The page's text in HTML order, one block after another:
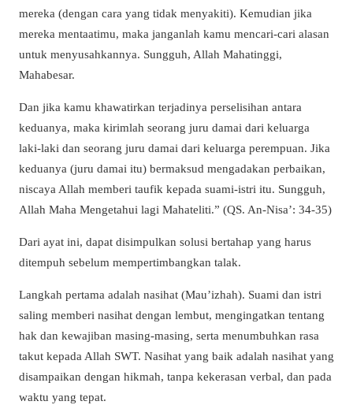
mereka (dengan cara yang tidak menyakiti). Kemudian jika
mereka mentaatimu, maka janganlah kamu mencari-cari alasan
untuk menyusahkannya. Sungguh, Allah Mahatinggi,
Mahabesar.
Dan jika kamu khawatirkan terjadinya perselisihan antara
keduanya, maka kirimlah seorang juru damai dari keluarga
laki-laki dan seorang juru damai dari keluarga perempuan. Jika
keduanya (juru damai itu) bermaksud mengadakan perbaikan,
niscaya Allah memberi taufik kepada suami-istri itu. Sungguh,
Allah Maha Mengetahui lagi Mahateliti.” (QS. An-Nisa’: 34-35)
Dari ayat ini, dapat disimpulkan solusi bertahap yang harus
ditempuh sebelum mempertimbangkan talak.
Langkah pertama adalah nasihat (Mau’izhah). Suami dan istri
saling memberi nasihat dengan lembut, mengingatkan tentang
hak dan kewajiban masing-masing, serta menumbuhkan rasa
takut kepada Allah SWT. Nasihat yang baik adalah nasihat yang
disampaikan dengan hikmah, tanpa kekerasan verbal, dan pada
waktu yang tepat.